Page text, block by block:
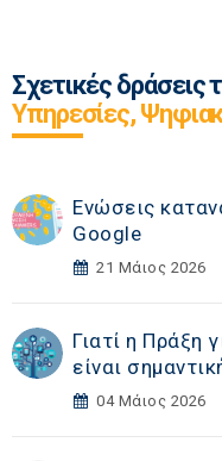
Σχετικές δράσεις
Υπηρεσίες,
Ενώσεις
Google
21 Μάιος 2026
Γιατί η Πράξη
είναι
04 Μάιος 2026